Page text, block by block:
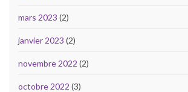
mars 2023 (2)
janvier 2023 (2)
novembre 2022 (2)
octobre 2022 (3)